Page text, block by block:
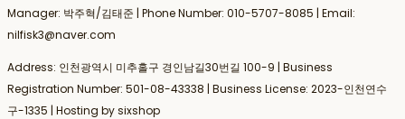
Manager: 박주혁/김태준 | Phone Number: 010-5707-8085 | Email:
nilfisk3@naver.com
Address: 인천광역시 미추홀구 경인남길30번길 100-9 | Business
Registration Number: 501-08-43338 | Business License: 2023-인천연수
구-1335 | Hosting by sixshop